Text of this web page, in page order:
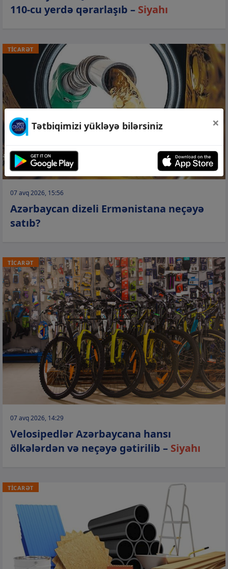
110-cu yerdə qərarlaşıb – Siyahı
TİCARƏT
07 avq 2026, 15:56
Azərbaycan dizeli Ermənistana neçəyə
satıb?
TİCARƏT
07 avq 2026, 14:29
Velosipedlər Azərbaycana hansı
ölkələrdən və neçəyə gətirilib – Siyahı
TİCARƏT
Tətbiqimizi yükləyə bilərsiniz ×